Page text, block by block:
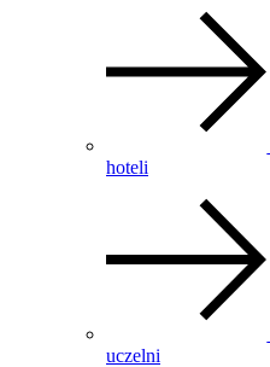
hoteli
uczelni